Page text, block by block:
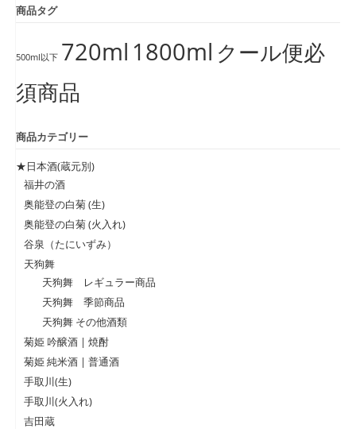
商品タグ
500ml以下 720ml 1800ml クール便必
須商品
商品カテゴリー
★日本酒(蔵元別)
福井の酒
奥能登の白菊 (生)
奥能登の白菊 (火入れ)
谷泉（たにいずみ）
天狗舞
天狗舞 レギュラー商品
天狗舞 季節商品
天狗舞 その他酒類
菊姫 吟醸酒 | 焼酎
菊姫 純米酒 | 普通酒
手取川(生)
手取川(火入れ)
吉田蔵